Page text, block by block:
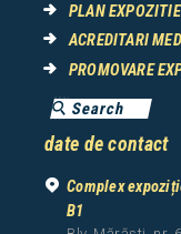
PLAN EXPOZITIE
ACREDITARI
PROMOVARE
date de contact
Complex
B1